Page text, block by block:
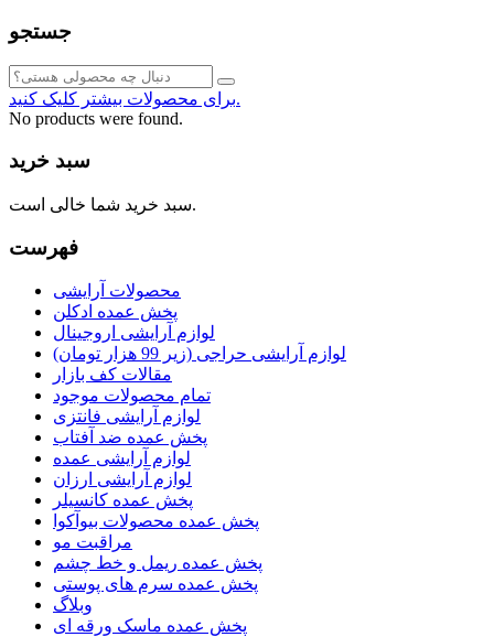
جستجو
برای محصولات بیشتر کلیک کنید.
No products were found.
سبد خرید
سبد خرید شما خالی است.
فهرست
محصولات آرایشی
پخش عمده ادکلن
لوازم آرایشی اروجینال
لوازم آرایشی حراجی (زیر 99 هزار تومان)
مقالات کف بازار
تمام محصولات موجود
لوازم آرایشی فانتزی
پخش عمده ضد آفتاب
لوازم آرایشی عمده
لوازم آرایشی ارزان
پخش عمده کانسیلر
پخش عمده محصولات بیوآکوا
مراقبت مو
پخش عمده ریمل و خط چشم
پخش عمده سرم های پوستی
وبلاگ
پخش عمده ماسک ورقه ای